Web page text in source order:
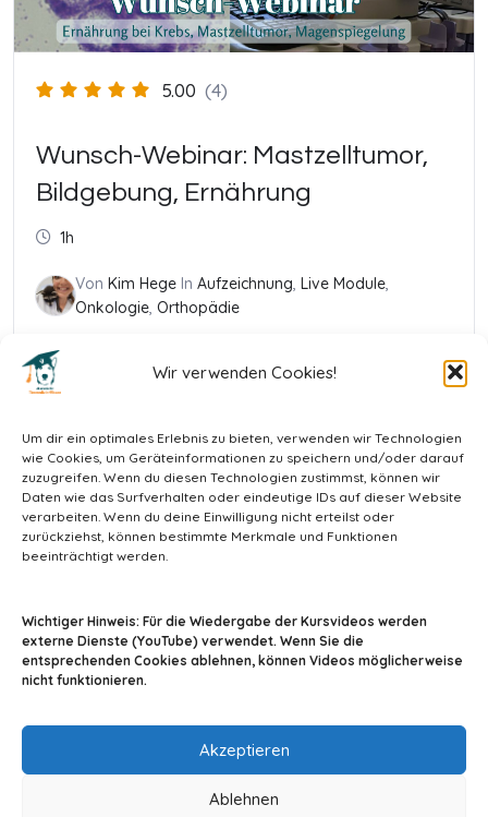
Wir verwenden Cookies!
Um dir ein optimales Erlebnis zu bieten, verwenden wir Technologien
wie Cookies, um Geräteinformationen zu speichern und/oder darauf
zuzugreifen. Wenn du diesen Technologien zustimmst, können wir
Daten wie das Surfverhalten oder eindeutige IDs auf dieser Website
verarbeiten. Wenn du deine Einwilligung nicht erteilst oder
zurückziehst, können bestimmte Merkmale und Funktionen
beeinträchtigt werden.
Wichtiger Hinweis: Für die Wiedergabe der Kursvideos werden
externe Dienste (YouTube) verwendet. Wenn Sie die
entsprechenden Cookies ablehnen, können Videos möglicherweise
nicht funktionieren.
Akzeptieren
Ablehnen
5.00 (4)
Wunsch-Webinar: Mastzelltumor,
Bildgebung, Ernährung
1h
Von Kim Hege In Aufzeichnung, Live Module,
Onkologie, Orthopädie
In diesen Kurs einschreiben
info@tiermedizin-wissen.de